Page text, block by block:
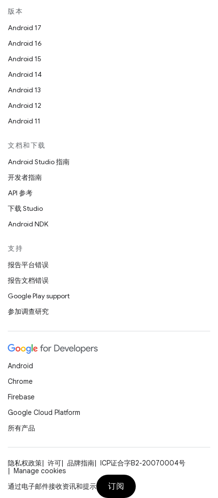
版本
Android 17
Android 16
Android 15
Android 14
Android 13
Android 12
Android 11
文档和下载
Android Studio 指南
开发者指南
API 参考
下载 Studio
Android NDK
支持
报告平台错误
报告文档错误
Google Play support
参加调查研究
Android
Chrome
Firebase
Google Cloud Platform
所有产品
隐私权政策 许可 品牌指南
ICP证合字B2-20070004号
Manage cookies
通过电子邮件接收资讯和提示
订阅